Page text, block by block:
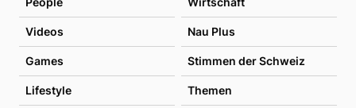
Videos Nau Plus
Games Stimmen der Schweiz
Lifestyle Themen